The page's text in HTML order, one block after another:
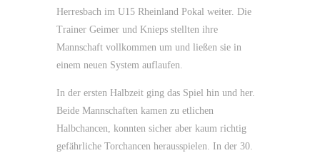
Herresbach im U15 Rheinland Pokal weiter. Die
Trainer Geimer und Knieps stellten ihre
Mannschaft vollkommen um und ließen sie in
einem neuen System auflaufen.
In der ersten Halbzeit ging das Spiel hin und her.
Beide Mannschaften kamen zu etlichen
Halbchancen, konnten sicher aber kaum richtig
gefährliche Torchancen herausspielen. In der 30.